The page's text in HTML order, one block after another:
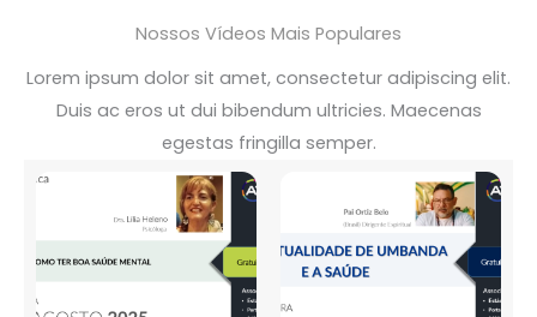
Nossos Vídeos Mais Populares
Lorem ipsum dolor sit amet, consectetur adipiscing elit.
Duis ac eros ut dui bibendum ultricies. Maecenas
egestas fringilla semper.